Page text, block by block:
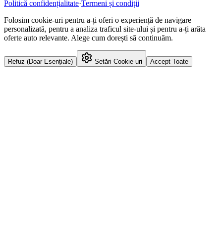
Politică confidențialitate·Termeni și condiții
Folosim cookie-uri pentru a-ți oferi o experiență de navigare
personalizată, pentru a analiza traficul site-ului și pentru a-ți arăta
oferte auto relevante. Alege cum dorești să continuăm.
Refuz (Doar Esențiale) Setări Cookie-uri Accept Toate